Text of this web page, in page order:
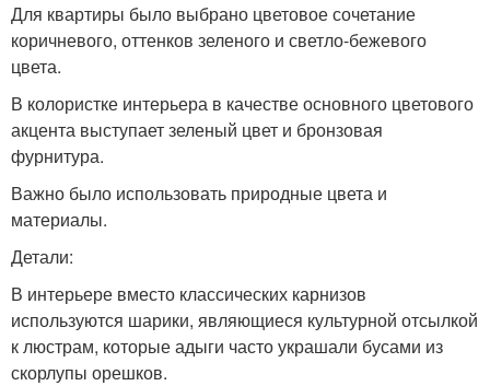
Для квартиры было выбрано цветовое сочетание
коричневого, оттенков зеленого и светло-бежевого
цвета.
В колористке интерьера в качестве основного цветового
акцента выступает зеленый цвет и бронзовая
фурнитура.
Важно было использовать природные цвета и
материалы.
Детали:
В интерьере вместо классических карнизов
используются шарики, являющиеся культурной отсылкой
к люстрам, которые адыги часто украшали бусами из
скорлупы орешков.